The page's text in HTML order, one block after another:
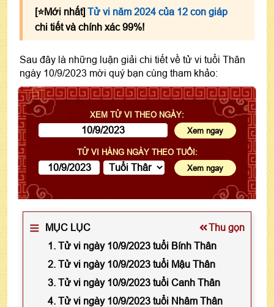
[⭐️Mới nhất] Tử vi năm 2024 của 12 con giáp
chi tiết và chính xác 99%!
Sau đây là những luận giải chi tiết về tử vi tuổi Thân
ngày 10/9/2023 mời quý bạn cùng tham khảo:
XEM TỬ VI THEO NGÀY:
TỬ VI HÀNG NGÀY THEO TUỔI:
MỤC LỤC
Thu gọn
1. Tử vi ngày 10/9/2023 tuổi Bính Thân
2. Tử vi ngày 10/9/2023 tuổi Mậu Thân
3. Tử vi ngày 10/9/2023 tuổi Canh Thân
4. Tử vi ngày 10/9/2023 tuổi Nhâm Thân